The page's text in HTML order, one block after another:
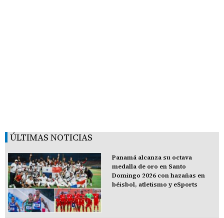
ÚLTIMAS NOTICIAS
Panamá alcanza su octava
medalla de oro en Santo
Domingo 2026 con hazañas en
béisbol, atletismo y eSports